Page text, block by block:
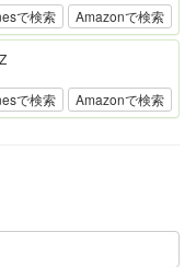
で検索 Amazonで検索
で検索 Amazonで検索